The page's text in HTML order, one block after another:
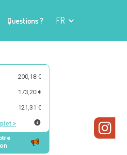
Questions ? FR
200,18 €
173,20 €
121,31 €
>